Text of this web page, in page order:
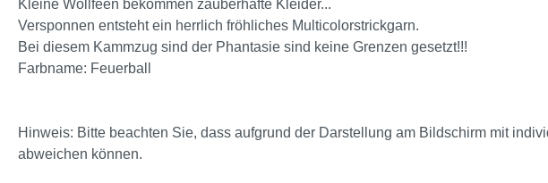
Kleine Wollfeen bekommen zauberhafte Kleider...
Versponnen entsteht ein herrlich fröhliches Multicolorstrickgarn.
Bei diesem Kammzug sind der Phantasie sind keine Grenzen gesetzt!!!
Farbname: Feuerball
Hinweis: Bitte beachten Sie, dass aufgrund der Darstellung am Bildschirm mit
abweichen können.